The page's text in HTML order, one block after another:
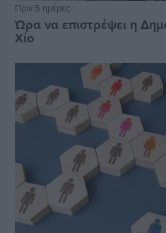
Πριν 5 ημέρες
Ώρα να επιστρέψει η
Χίο